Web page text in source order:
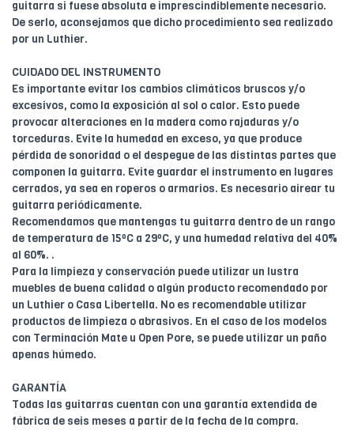
guitarra si fuese absoluta e imprescindiblemente necesario.
De serlo, aconsejamos que dicho procedimiento sea realizado
por un Luthier.
CUIDADO DEL INSTRUMENTO
Es importante evitar los cambios climáticos bruscos y/o
excesivos, como la exposición al sol o calor. Esto puede
provocar alteraciones en la madera como rajaduras y/o
torceduras. Evite la humedad en exceso, ya que produce
pérdida de sonoridad o el despegue de las distintas partes que
componen la guitarra. Evite guardar el instrumento en lugares
cerrados, ya sea en roperos o armarios. Es necesario airear tu
guitarra periódicamente.
Recomendamos que mantengas tu guitarra dentro de un rango
de temperatura de 15ºC a 29ºC, y una humedad relativa del 40%
al 60%. .
Para la limpieza y conservación puede utilizar un lustra
muebles de buena calidad o algún producto recomendado por
un Luthier o Casa Libertella. No es recomendable utilizar
productos de limpieza o abrasivos. En el caso de los modelos
con Terminación Mate u Open Pore, se puede utilizar un paño
apenas húmedo.
GARANTÍA
Todas las guitarras cuentan con una garantía extendida de
fábrica de seis meses a partir de la fecha de la compra.